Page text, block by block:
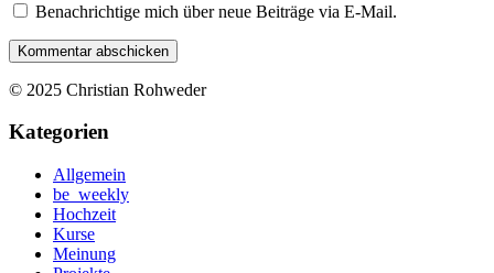
Benachrichtige mich über neue Beiträge via E-Mail.
© 2025 Christian Rohweder
Kategorien
Allgemein
be_weekly
Hochzeit
Kurse
Meinung